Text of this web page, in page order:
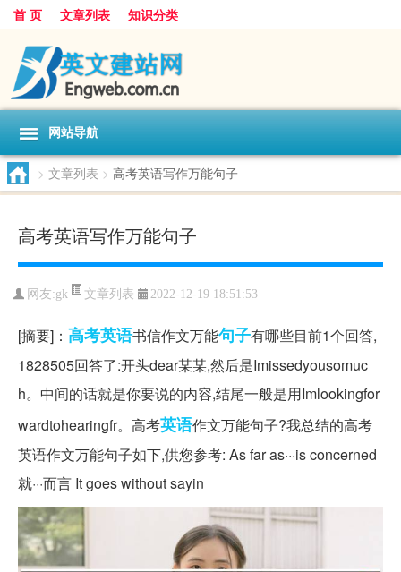
首 页 文章列表 知识分类
网站导航
> 文章列表 > 高考英语写作万能句子
高考英语写作万能句子
网友:gk 文章列表 2022-12-19 18:51:53
[摘要]： 高考英语书信作文万能句子有哪些目前1个回答,
1828505回答了:开头dear某某,然后是Imissedyousomuc
h。中间的话就是你要说的内容,结尾一般是用Imlookingfor
wardtohearingfr。高考英语作文万能句子?我总结的高考
英语作文万能句子如下,供您参考: As far as···is concerned
就···而言 It goes without sayin